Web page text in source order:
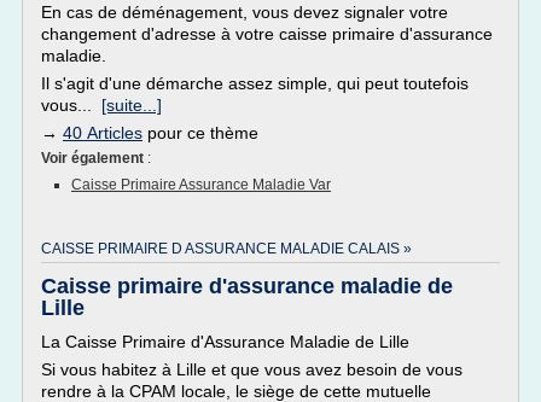
En cas de déménagement, vous devez signaler votre
changement d'adresse à votre caisse primaire d'assurance
maladie.
Il s'agit d'une démarche assez simple, qui peut toutefois
vous... [suite...]
→ 40 Articles pour ce thème
Voir également :
Caisse Primaire Assurance Maladie Var
CAISSE PRIMAIRE D ASSURANCE MALADIE CALAIS »
Caisse primaire d'assurance maladie de
Lille
La Caisse Primaire d'Assurance Maladie de Lille
Si vous habitez à Lille et que vous avez besoin de vous
rendre à la CPAM locale, le siège de cette mutuelle